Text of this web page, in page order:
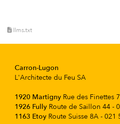
llms.txt
Carron-Lugon
L'Architecte du Feu SA
1920 Martigny Rue des Finettes
1926 Fully Route de Saillon 44 -
1163 Etoy Route Suisse 8A - 021